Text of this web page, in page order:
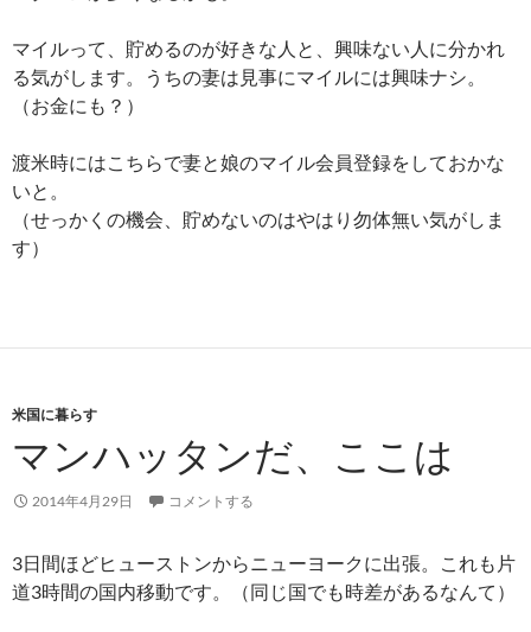
マイルって、貯めるのが好きな人と、興味ない人に分かれ
る気がします。うちの妻は見事にマイルには興味ナシ。
（お金にも？）
渡米時にはこちらで妻と娘のマイル会員登録をしておかな
いと。
（せっかくの機会、貯めないのはやはり勿体無い気がしま
す）
米国に暮らす
マンハッタンだ、ここは
2014年4月29日 コメントする
3日間ほどヒューストンからニューヨークに出張。これも片
道3時間の国内移動です。（同じ国でも時差があるなんて）